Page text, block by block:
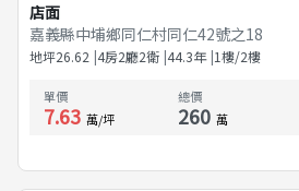
店面
嘉義縣中埔鄉同仁村同仁42號之18
地坪26.62 4房2廳2衛 44.3年 1樓/2樓
單價
7.63 萬/坪
總價
260 萬